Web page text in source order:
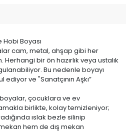
Hobi Boyası
cam, metal, ahşap gibi her
bir ön hazırlık veya ustalık
Bu nedenle boyayı
ve "Sanatçının Aşkı”
çocuklara ve ev
birlikte, kolay temizleniyor;
ıslak bezle silinip
hem de dış mekan